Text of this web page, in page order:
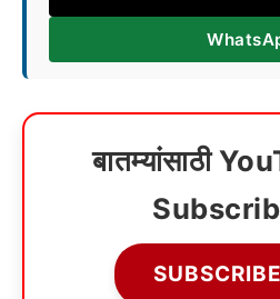
बातम्यांसाठी